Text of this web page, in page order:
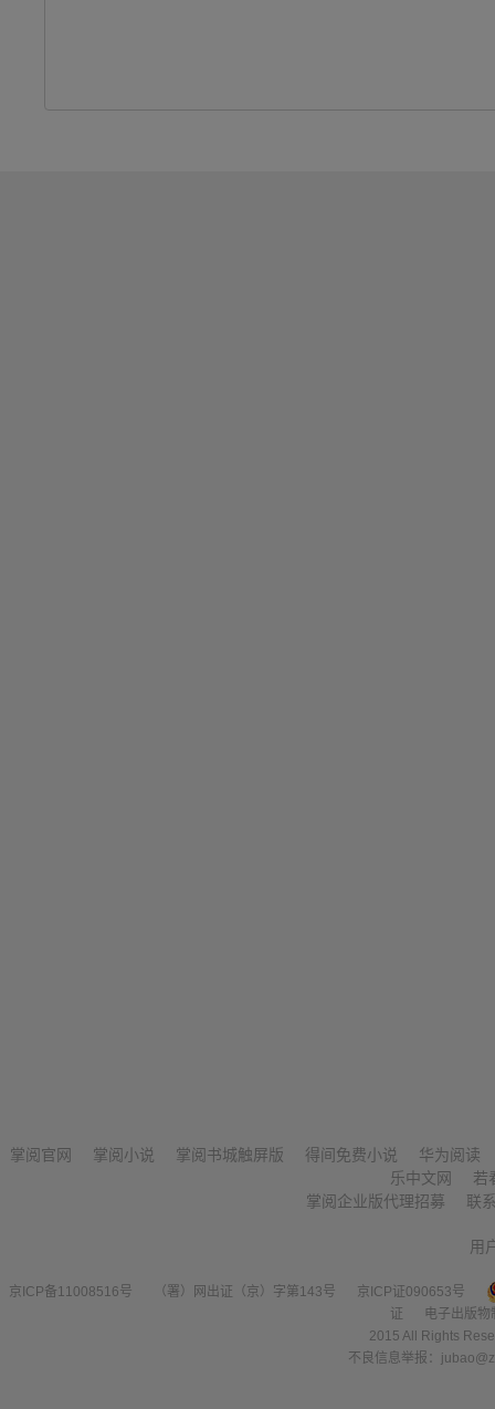
掌阅官网 掌阅小说 掌阅书城触屏版 得间免费小说
华为阅读
乐中文网
若
掌阅企业版代理招募
联
用
京ICP备11008516号 （署）网出证（京）字第143号
京ICP证090653号
证
电子出版
2015 All Rights
不良信息举报：